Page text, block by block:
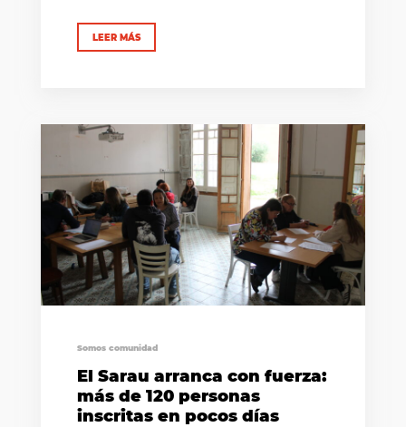
LEER MÁS
Somos comunidad
El Sarau arranca con fuerza:
más de 120 personas
inscritas en pocos días